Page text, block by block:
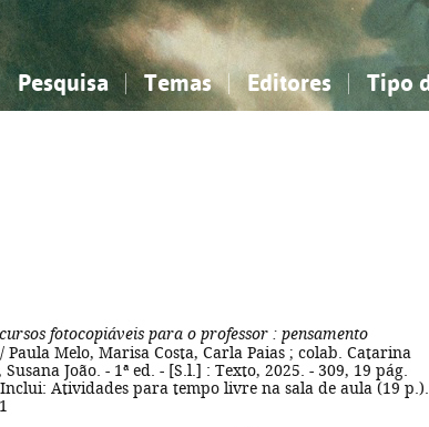
Pesquisa Temas Editores Tipo
fotocopiáveis para o professor : pensamento
/ Paula Melo, Marisa Costa, Carla Paias ; colab. Catarina
João. - 1ª ed. - [S.l.] : Texto, 2025. - 309, 19 pág.
Atividades para tempo livre na sala de aula (19